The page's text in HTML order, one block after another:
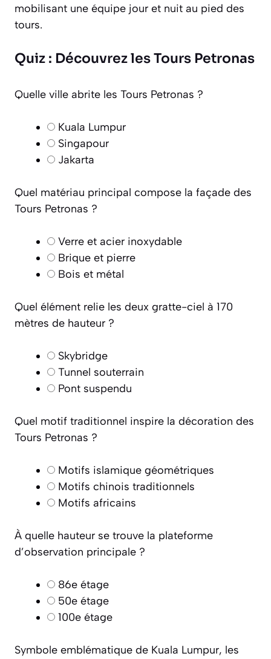
mobilisant une équipe jour et nuit au pied des
tours.
Quiz : Découvrez les Tours Petronas
Quelle ville abrite les Tours Petronas ?
Kuala Lumpur
Singapour
Jakarta
Quel matériau principal compose la façade des
Tours Petronas ?
Verre et acier inoxydable
Brique et pierre
Bois et métal
Quel élément relie les deux gratte-ciel à 170
mètres de hauteur ?
Skybridge
Tunnel souterrain
Pont suspendu
Quel motif traditionnel inspire la décoration des
Tours Petronas ?
Motifs islamique géométriques
Motifs chinois traditionnels
Motifs africains
À quelle hauteur se trouve la plateforme
d’observation principale ?
86e étage
50e étage
100e étage
Symbole emblématique de Kuala Lumpur, les